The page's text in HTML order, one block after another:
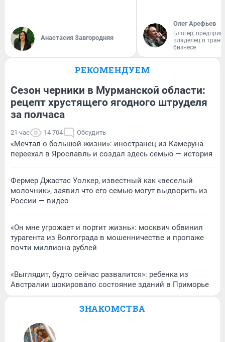
Анастасия Завгородняя
Олег Арефьев
Блогер,
владелец в
бизнесе
РЕКОМЕНДУЕМ
Сезон черники в Мурманской области:
рецепт хрустящего ягодного штруделя
за полчаса
21 час 14 704 Обсудить
«Мечтал о большой жизни»: иностранец из Камеруна
переехал в Ярославль и создал здесь семью — история
Фермер Джастас Уолкер, известный как «веселый
молочник», заявил что его семью могут выдворить из
России — видео
«Он мне угрожает и портит жизнь»: москвич обвинил
турагента из Волгограда в мошенничестве и пропаже
почти миллиона рублей
«Выглядит, будто сейчас развалится»: ребенка из
Австралии шокировало состояние зданий в Приморье
ЗНАКОМСТВА